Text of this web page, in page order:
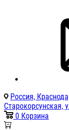
Россия,
Старокорсунская,
0 Корзина